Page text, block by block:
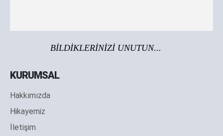
BİLDİKLERİNİZİ UNUTUN...
KURUMSAL
Hakkımızda
Hikayemiz
İletişim